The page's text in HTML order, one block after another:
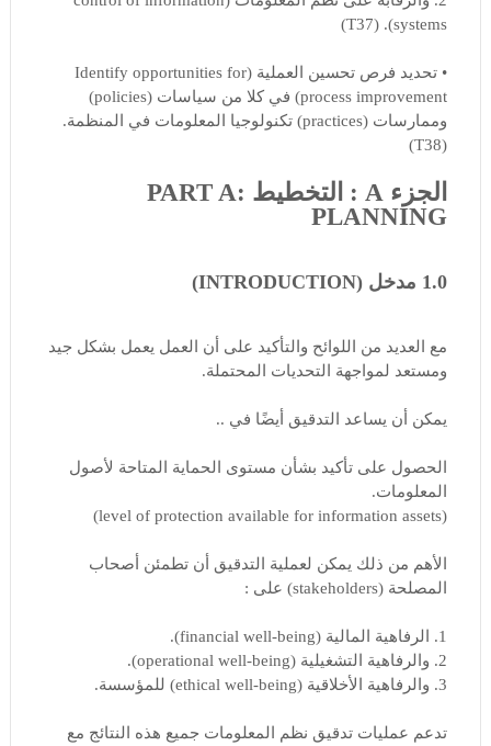
systems). (T37)
• تحديد فرص تحسين العملية (Identify opportunities for
process improvement) في كلا من سياسات (policies)
وممارسات (practices) تكنولوجيا المعلومات في المنظمة.
(T38)
الجزء A : التخطيط PART A:
PLANNING
1.0 مدخل (INTRODUCTION)
مع العديد من اللوائح والتأكيد على أن العمل يعمل بشكل جيد
ومستعد لمواجهة التحديات المحتملة.
يمكن أن يساعد التدقيق أيضًا في ..
الحصول على تأكيد بشأن مستوى الحماية المتاحة لأصول
المعلومات.
(level of protection available for information assets)
الأهم من ذلك يمكن لعملية التدقيق أن تطمئن أصحاب
المصلحة (stakeholders) على :
1. الرفاهية المالية (financial well-being).
2. والرفاهية التشغيلية (operational well-being).
3. والرفاهية الأخلاقية (ethical well-being) للمؤسسة.
تدعم عمليات تدقيق نظم المعلومات جميع هذه النتائج مع